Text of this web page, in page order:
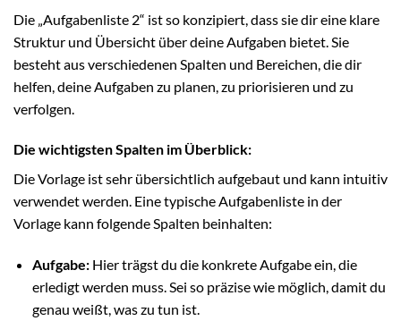
Die „Aufgabenliste 2“ ist so konzipiert, dass sie dir eine klare
Struktur und Übersicht über deine Aufgaben bietet. Sie
besteht aus verschiedenen Spalten und Bereichen, die dir
helfen, deine Aufgaben zu planen, zu priorisieren und zu
verfolgen.
Die wichtigsten Spalten im Überblick:
Die Vorlage ist sehr übersichtlich aufgebaut und kann intuitiv
verwendet werden. Eine typische Aufgabenliste in der
Vorlage kann folgende Spalten beinhalten:
Aufgabe:Hier trägst du die konkrete Aufgabe ein, die
erledigt werden muss. Sei so präzise wie möglich, damit du
genau weißt, was zu tun ist.